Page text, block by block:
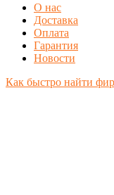
О нас
Доставка
Оплата
Гарантия
Новости
Как быстро найти